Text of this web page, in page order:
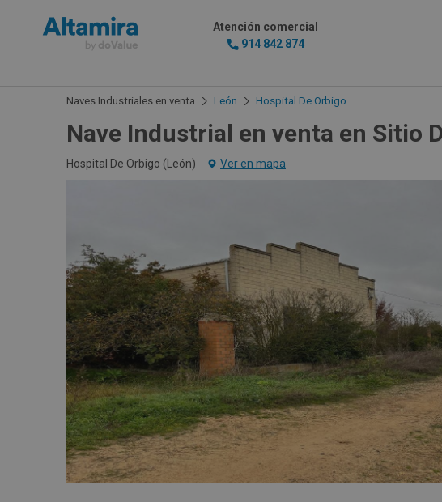
Atención comercial
914 842 874
Naves Industriales en venta León Hospital De Orbigo
Nave Industrial en venta en Sitio
Hospital De Orbigo (León) Ver en mapa